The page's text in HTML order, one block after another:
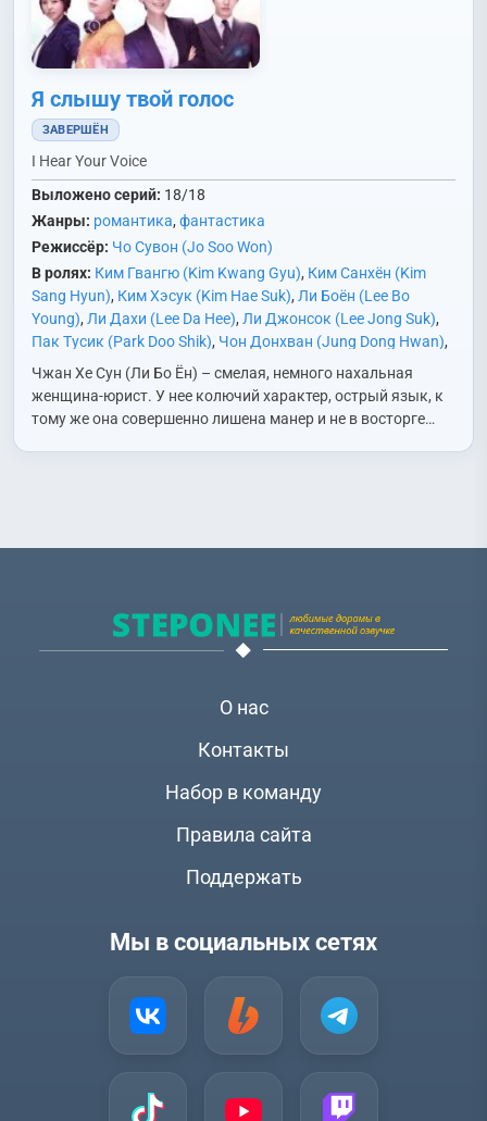
Я слышу твой голос
ЗАВЕРШЁН
I Hear Your Voice
Выложено серий: 18/18
Жанры: романтика, фантастика
Режиссёр: Чо Сувон (Jo Soo Won)
В ролях: Ким Гвангю (Kim Kwang Gyu), Ким Санхён (Kim
Sang Hyun), Ким Хэсук (Kim Hae Suk), Ли Боён (Lee Bo
Young), Ли Дахи (Lee Da Hee), Ли Джонсок (Lee Jong Suk),
Пак Тусик (Park Doo Shik), Чон Донхван (Jung Dong Hwan),
Чон Унин (Jung Woong In)
Юн Джусан (Yoon Joo Sang)
Юн Санхён (Yoon Sang Hyun
Чжан Хе Сун (Ли Бо Ён) – смелая, немного нахальная
женщина-юрист. У нее колючий характер, острый язык, к
тому же она совершенно лишена манер и не в восторге…
О нас
Контакты
Набор в команду
Правила сайта
Поддержать
Мы в социальных сетях